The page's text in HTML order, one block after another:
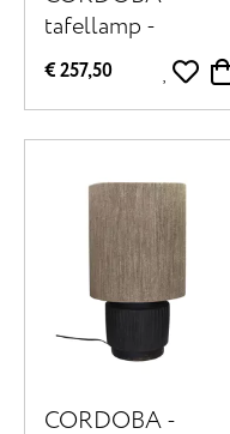
tafellamp -
terracotta / linnen
- DIA 25 x H 44
cm - blauw
€ 257,50
CORDOBA -